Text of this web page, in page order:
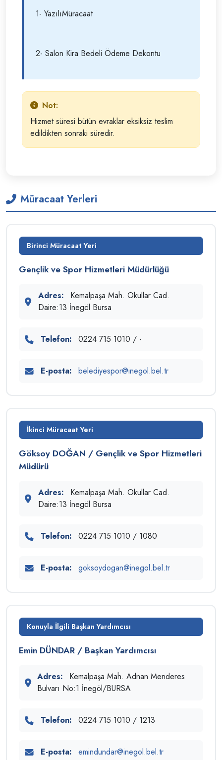
1- YazılıMüracaat
2- Salon Kira Bedeli Ödeme Dekontu
Not:
Hizmet süresi bütün evraklar eksiksiz teslim
edildikten sonraki süredir.
Müracaat Yerleri
Birinci Müracaat Yeri
Gençlik ve Spor Hizmetleri Müdürlüğü
Adres:
Kemalpaşa Mah. Okullar Cad.
Daire:13 İnegöl Bursa
Telefon: 0224 715 1010 / -
E-posta: belediyespor@inegol.bel.tr
İkinci Müracaat Yeri
Göksoy DOĞAN / Gençlik ve Spor Hizmetleri
Müdürü
Adres:
Kemalpaşa Mah. Okullar Cad.
Daire:13 İnegöl Bursa
Telefon: 0224 715 1010 / 1080
E-posta: goksoydogan@inegol.bel.tr
Konuyla İlgili Başkan Yardımcısı
Emin DÜNDAR / Başkan Yardımcısı
Adres:
Kemalpaşa Mah. Adnan Menderes
Bulvarı No:1 İnegöl/BURSA
Telefon: 0224 715 1010 / 1213
E-posta: emindundar@inegol.bel.tr